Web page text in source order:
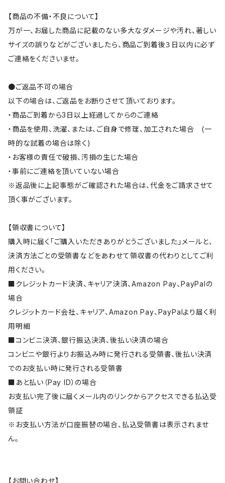
【商品の不備・不良について】
万が一、お届した商品に記載のない多大なダメージや汚れ、著しい
サイズの誤りなどがございましたら、商品ご到着後３日以内に必ず
ご連絡をくださいませ。
●ご返品不可の場合
以下の場合は、ご返品をお断りさせて頂いております。
・商品ご到着から3日以上経過してからのご連絡
・商品を使用、洗濯、または、ご自身で修理、加工された場合 (一
時的な試着の場合は除く)
・お客様の責任で破損、汚損の生じた場合
・事前にご連絡を頂いていない場合
※返品後に上記事態がご確認された場合は、代金をご請求させて
頂く事がございます。
【領収書について】
購入時に届く「ご購入いただきありがとうございました」メールと、
決済方法ごとの受領書などをあわせて領収書の代わりとしてご利
用ください。
■クレジットカード決済、キャリア決済、Amazon Pay、PayPalの
場合
クレジットカード会社、キャリア、Amazon Pay、PayPalより届く利
用明細
■コンビニ決済、銀行振込決済、後払い決済の場合
コンビニや銀行よりお振込み時に発行される受領書、後払い決済
でのお支払い時に発行される受領書
■あと払い（Pay ID）の場合
お支払い完了後に届くメール内のリンクからアクセスできる払込受
領証
※お支払い方法が口座振替の場合、払込受領書は表示されませ
ん。
【お問い合わせ】